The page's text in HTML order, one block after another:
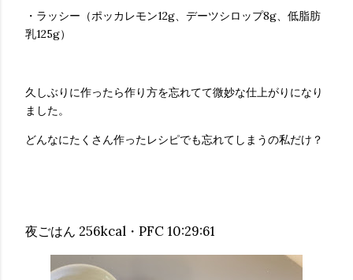
・ラッシー（ポッカレモン12g、デーツシロップ8g、低脂肪
乳125g）
久しぶりに作ったら作り方を忘れてて微妙な仕上がりになり
ました。
どんなにたくさん作ったレシピでも忘れてしまうの私だけ？
夜ごはん 256kcal・PFC 10:29:61